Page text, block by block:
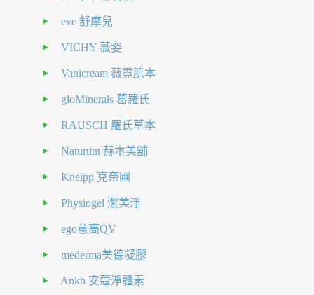
eve 舒摩兒
VICHY 薇姿
Vanicream 薇霓肌本
gloMinerals 葛羅氏
RAUSCH 羅氏草本
Naturtint 赫本美舖
Kneipp 克奈圃
Physiogel 潔美淨
ego意高QV
mederma美德凝膠
Ankh 安蔻淨體素